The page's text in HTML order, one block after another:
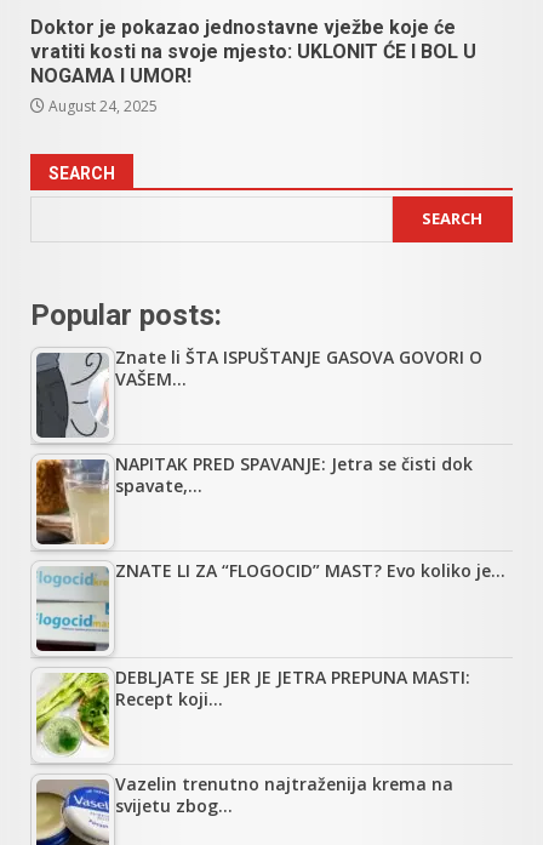
Doktor je pokazao jednostavne vježbe koje će
vratiti kosti na svoje mjesto: UKLONIT ĆE I BOL U
NOGAMA I UMOR!
August 24, 2025
SEARCH
SEARCH
Popular posts:
Znate li ŠTA ISPUŠTANJE GASOVA GOVORI O
VAŠEM…
NAPITAK PRED SPAVANJE: Jetra se čisti dok
spavate,…
ZNATE LI ZA “FLOGOCID” MAST? Evo koliko je…
DEBLJATE SE JER JE JETRA PREPUNA MASTI:
Recept koji…
Vazelin trenutno najtraženija krema na
svijetu zbog…